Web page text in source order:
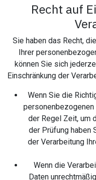
Recht auf
Sie haben das Recht,
Ihrer
können Sie sich
Einschränkung der
Wenn Sie die
der Regel Zeit, um
der Prüfung haben
der Verarbeitung
Wenn die
Daten